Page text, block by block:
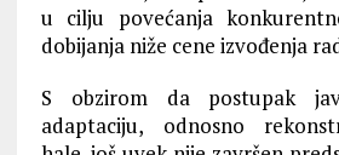
u cilju povećanja
dobijanja niže cene izvođenja
S obzirom da postupak
adaptaciju, odnosno